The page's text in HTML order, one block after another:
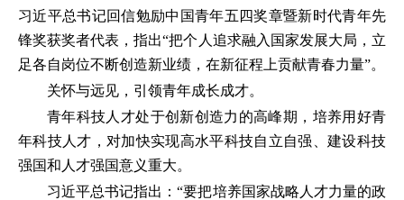
习近平总书记回信勉励中国青年五四奖章暨新时代青年先
锋奖获奖者代表，指出“把个人追求融入国家发展大局，立
足各自岗位不断创造新业绩，在新征程上贡献青春力量”。
关怀与远见，引领青年成长成才。
青年科技人才处于创新创造力的高峰期，培养用好青
年科技人才，对加快实现高水平科技自立自强、建设科技
强国和人才强国意义重大。
习近平总书记指出：“要把培养国家战略人才力量的政